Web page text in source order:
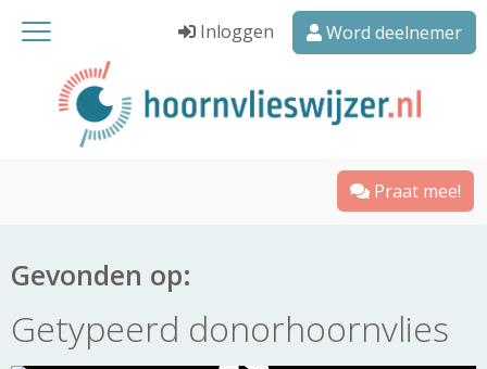
Inloggen Word deelnemer
Praat mee!
Gevonden op:
Getypeerd donorhoornvlies